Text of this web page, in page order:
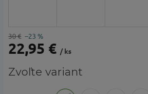
30 € –23 %
22,95 € / ks
cena:
Zvoľte variant